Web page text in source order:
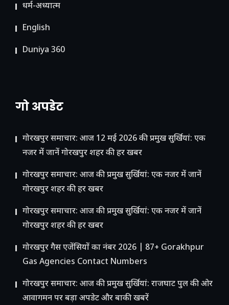
धर्म-अध्यात्म
English
Duniya 360
गो अपडेट
गोरखपुर समाचार: आज 12 मई 2026 की प्रमुख सुर्खियां: एक
नजर में जानें गोरखपुर शहर की हर खबर
गोरखपुर समाचार: आज की प्रमुख सुर्खियां: एक नजर में जानें
गोरखपुर शहर की हर खबर
गोरखपुर समाचार: आज की प्रमुख सुर्खियां: एक नजर में जानें
गोरखपुर शहर की हर खबर
गोरखपुर गैस एजेंसियों का नंबर 2026 | 87+ Gorakhpur
Gas Agencies Contact Numbers
गोरखपुर समाचार: आज की प्रमुख सुर्खियां: राजघाट पुल की ओर
आवागमन पर बड़ा अपडेट और बाकी खबरें